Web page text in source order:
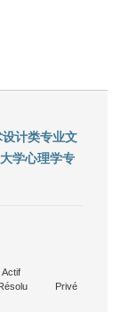
计类专业文
学心理学专
Actif
Privé